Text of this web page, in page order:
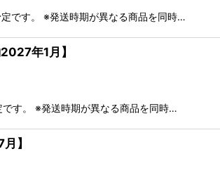
です。 ※発送時期が異なる商品を同時…
年1月】
す。 ※発送時期が異なる商品を同時…
】